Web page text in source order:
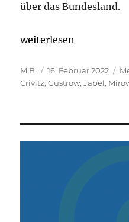
über das Bundesland.
„Mehr als 30
weiterlesen
Autor
M.B.
Veröffentlicht
am
16. Februar 2022
Crivitz,Güstrow,Jabel,